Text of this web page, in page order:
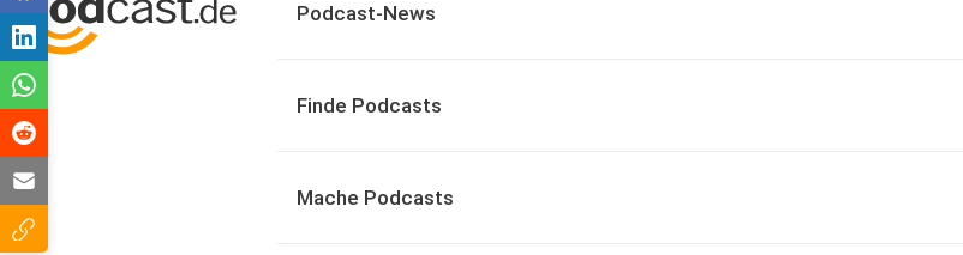
Podcast-News
Finde Podcasts
Mache Podcasts